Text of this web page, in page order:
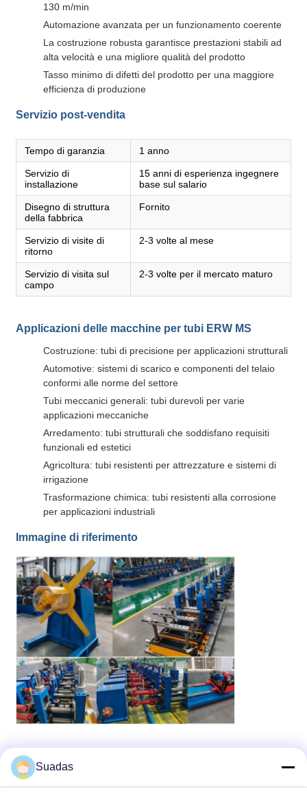
130 m/min
Automazione avanzata per un funzionamento coerente
La costruzione robusta garantisce prestazioni stabili ad
alta velocità e una migliore qualità del prodotto
Tasso minimo di difetti del prodotto per una maggiore
efficienza di produzione
Servizio post-vendita
Tempo di garanzia 1 anno
Servizio di
installazione
15 anni di esperienza ingegnere
base sul salario
Disegno di struttura
della fabbrica
Fornito
Servizio di visite di
ritorno
2-3 volte al mese
Servizio di visita sul
campo
2-3 volte per il mercato maturo
Applicazioni delle macchine per tubi ERW MS
Costruzione: tubi di precisione per applicazioni strutturali
Automotive: sistemi di scarico e componenti del telaio
conformi alle norme del settore
Tubi meccanici generali: tubi durevoli per varie
applicazioni meccaniche
Arredamento: tubi strutturali che soddisfano requisiti
funzionali ed estetici
Agricoltura: tubi resistenti per attrezzature e sistemi di
irrigazione
Trasformazione chimica: tubi resistenti alla corrosione
per applicazioni industriali
Immagine di riferimento
Etichette:
apparecchiature per il taglio a freddo di tubi
Macchine per la fresatura di tubi
Suadas